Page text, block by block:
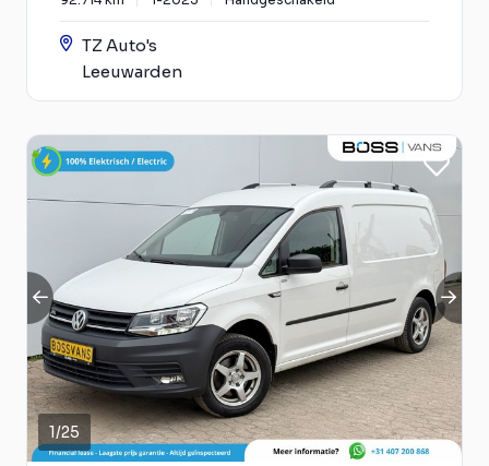
TZ Auto's
Leeuwarden
1/25